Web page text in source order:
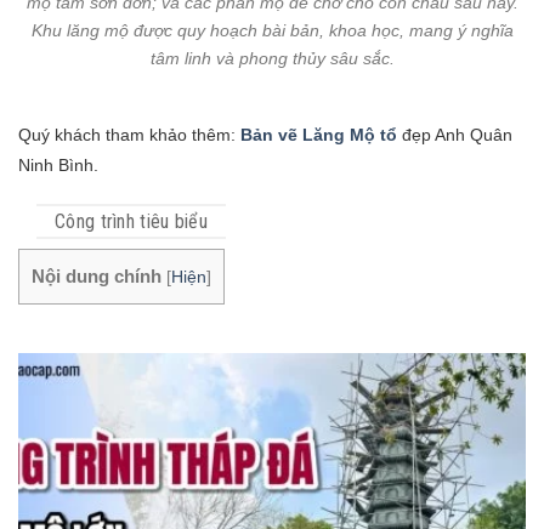
Khu lăng mộ được quy hoạch bài bản, khoa học, mang ý nghĩa
tâm linh và phong thủy sâu sắc.
Quý khách tham khảo thêm: Bản vẽ Lăng Mộ tổ đẹp Anh Quân
Ninh Bình.
Công trình tiêu biểu
Nội dung chính [Hiện]